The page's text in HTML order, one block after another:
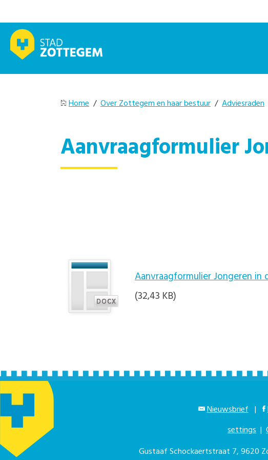
Home / Over Zottegem en haar bestuur / Adviesraden
Aanvraagformulier
Aanvraagformulier Jongeren in
(32,43 KB)
Nieuwsbrief |
settings |
Gustaaf Schockaertstraat 7, 9620